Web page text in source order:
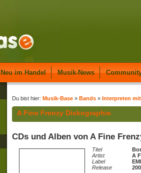
Neu im Handel Musik-News
Du bist hier: Musik-Base » Bands » Interpreten
A Fine Frenzy Diskographie
CDs und Alben von A Fine
Titel
Artist
A
Label
EMI
Release